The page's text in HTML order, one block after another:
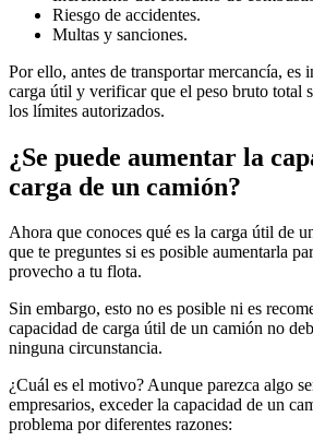
Riesgo de accidentes.
Multas y sanciones.
Por ello, antes de transportar mercancía, es
carga útil y verificar que el peso bruto total
los límites autorizados.
¿Se puede aumentar la
carga de un camión?
Ahora que conoces qué es la carga útil de
que te preguntes si es posible aumentarla
provecho a tu flota.
Sin embargo, esto no es posible ni es
capacidad de carga útil de un camión no
ninguna circunstancia.
¿Cuál es el motivo? Aunque parezca algo
empresarios, exceder la capacidad de un
problema por diferentes razones: